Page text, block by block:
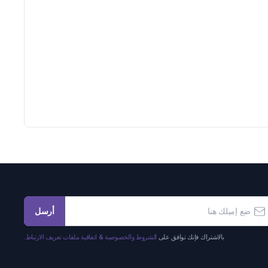
أرسل
بالاشتراك فإنك توافق على الشروط والخصوصية & اتفاقية ملفات تعريف الارتباط.